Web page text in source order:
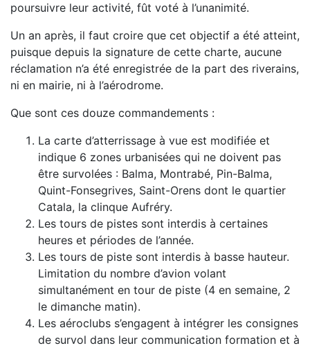
poursuivre leur activité, fût voté à l’unanimité.
Un an après, il faut croire que cet objectif a été atteint,
puisque depuis la signature de cette charte, aucune
réclamation n’a été enregistrée de la part des riverains,
ni en mairie, ni à l’aérodrome.
Que sont ces douze commandements :
La carte d’atterrissage à vue est modifiée et
indique 6 zones urbanisées qui ne doivent pas
être survolées : Balma, Montrabé, Pin-Balma,
Quint-Fonsegrives, Saint-Orens dont le quartier
Catala, la clinque Aufréry.
Les tours de pistes sont interdis à certaines
heures et périodes de l’année.
Les tours de piste sont interdis à basse hauteur.
Limitation du nombre d’avion volant
simultanément en tour de piste (4 en semaine, 2
le dimanche matin).
Les aéroclubs s’engagent à intégrer les consignes
de survol dans leur communication formation et à